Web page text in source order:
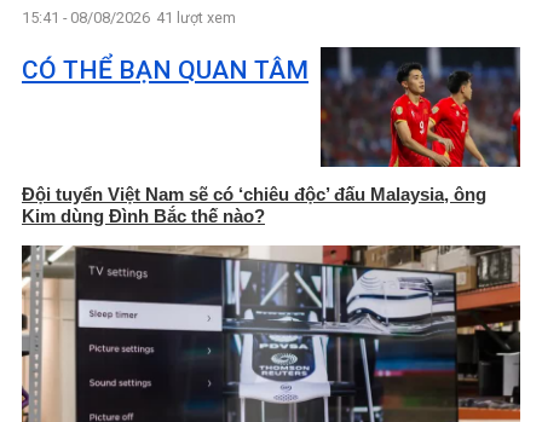
15:41 - 08/08/2026 41 lượt xem
CÓ THỂ BẠN QUAN TÂM
Đội tuyển Việt Nam sẽ có ‘chiêu độc’ đấu Malaysia, ông
Kim dùng Đình Bắc thế nào?